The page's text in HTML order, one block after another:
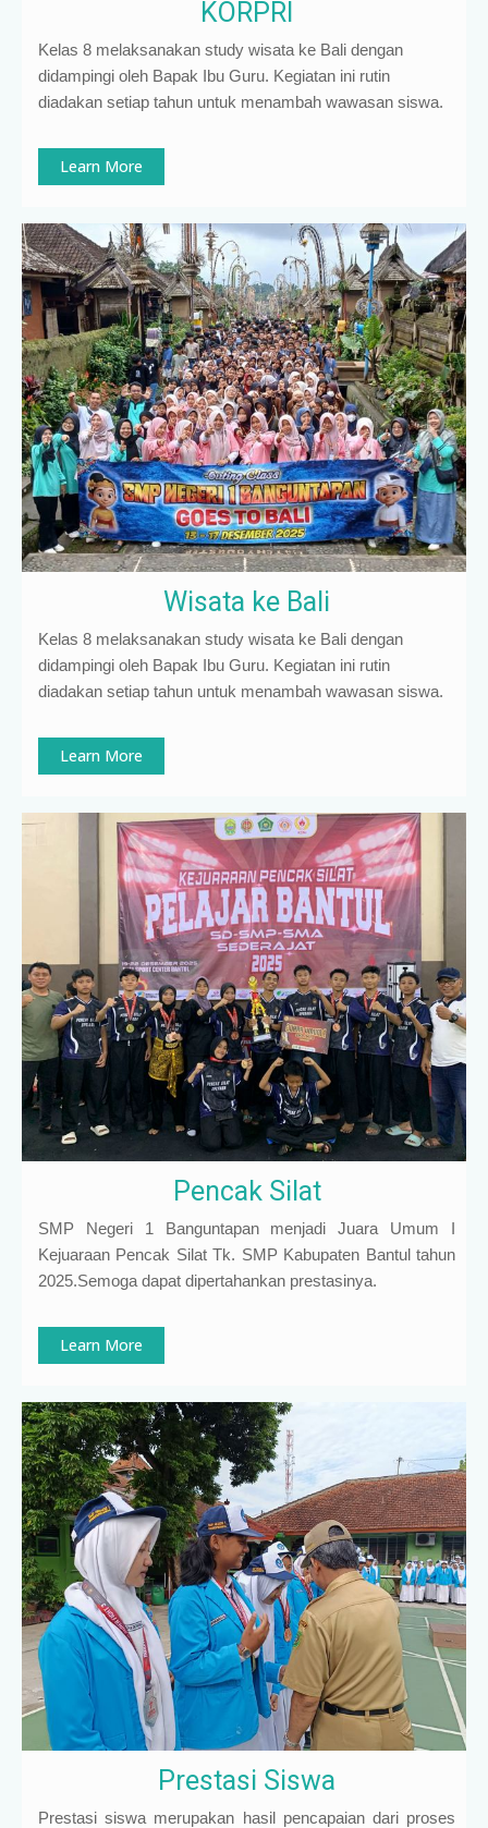
KORPRI
Kelas 8 melaksanakan study wisata ke Bali dengan
didampingi oleh Bapak Ibu Guru. Kegiatan ini rutin
diadakan setiap tahun untuk menambah wawasan siswa.
Learn More
Wisata ke Bali
Kelas 8 melaksanakan study wisata ke Bali dengan
didampingi oleh Bapak Ibu Guru. Kegiatan ini rutin
diadakan setiap tahun untuk menambah wawasan siswa.
Learn More
Pencak Silat
SMP Negeri 1 Banguntapan menjadi Juara Umum I
Kejuaraan Pencak Silat Tk. SMP Kabupaten Bantul tahun
2025.Semoga dapat dipertahankan prestasinya.
Learn More
Prestasi Siswa
Prestasi siswa merupakan hasil pencapaian dari proses